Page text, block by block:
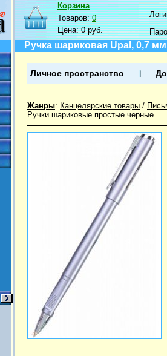
Корзина
Товаров:0
Цена:0 руб.
Ручка шариковая Upal, 0,7
Личное пространство
Жанры: Канцелярские товары /
Ручки шариковые простые черные